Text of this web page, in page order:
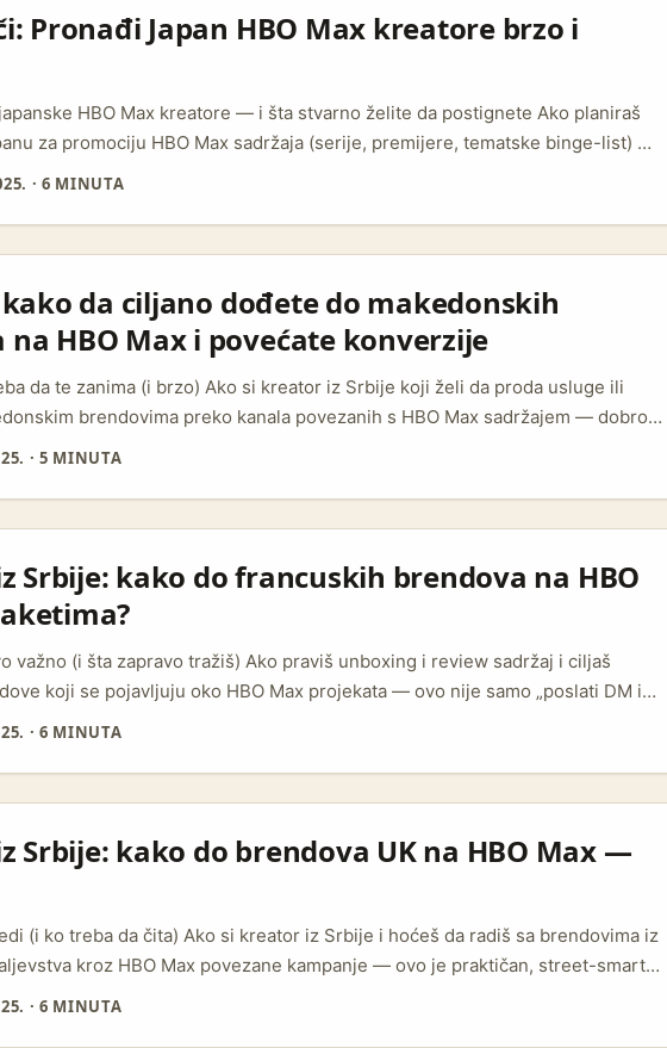
sadržaje vezane za naslove. ...
Pronađi Japan HBO Max kreatore brzo i
HBO Max kreatore — i šta stvarno želite da postignete Ako planiraš
za promociju HBO Max sadržaja (serije, premijere, tematske binge-list) —
brojke. Tražiš kreatore koji dišu sa fandomom, komentarišu epizode,
razgovore koji pretvaraju gledaoce u pretplatnike. U praksi to znači:
strategija — komentari, saves, share-ovi i gledanost klipova su KPI, ne samo
·6 MINUTA
da ciljano dođete do makedonskih
na HBO Max i povećate konverzije
da te zanima (i brzo) Ako si kreator iz Srbije koji želi da proda usluge ili
brendovima preko kanala povezanih s HBO Max sadržajem — dobro
u Severnoj Makedoniji sve više troše na digital jer je reach relativno povoljan,
mogu brzo eskalirati). HBO Max kampanje kao “Raise Your Banners” pokazuju
biti fandom-driven marketing (Adweek / Giant Spoon), a to je šansa za
lokalizovane, action-driven ideje. ...
·5 MINUTA
Srbije: kako do francuskih brendova na HBO
važno (i šta zapravo tražiš) Ako praviš unboxing i review sadržaj i ciljaš
koji se pojavljuju oko HBO Max projekata — ovo nije samo „poslati DM i
o razumevanju povezanosti medijskih prava, PR mreža i partnerskih kampanja.
imaju promotivne veze sa platformom — što znači da pravi PR kontakt obično
ili press odeljenju brenda, a ne direktno u HBO timu. ...
·6 MINUTA
Srbije: kako do brendova UK na HBO Max —
(i ko treba da čita) Ako si kreator iz Srbije i hoćeš da radiš sa brendovima iz
kroz HBO Max povezane kampanje — ovo je praktičan, street-smart
razumeti tržište UK znači više od „poslati mejl i čekati“. Brendovi koji rade sa
·6 MINUTA